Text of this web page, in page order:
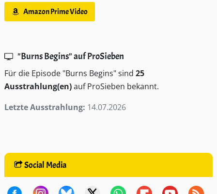
Amazon Prime Video
"Burns Begins" auf ProSieben
Für die Episode "Burns Begins" sind 25
Ausstrahlung(en)auf ProSieben bekannt.
Letzte Ausstrahlung: 14.07.2026
Social Media